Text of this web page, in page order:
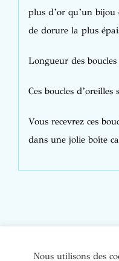
plus d’or qu’un bijou
de dorure la plus
Longueur des
Ces boucles
Vous recevrez ces
dans une jolie boîte
© Copyright Bijoux de
Nous utilisons des